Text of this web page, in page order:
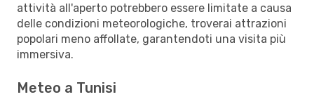
attività all'aperto potrebbero essere limitate a causa
delle condizioni meteorologiche, troverai attrazioni
popolari meno affollate, garantendoti una visita più
immersiva.
Meteo a Tunisi